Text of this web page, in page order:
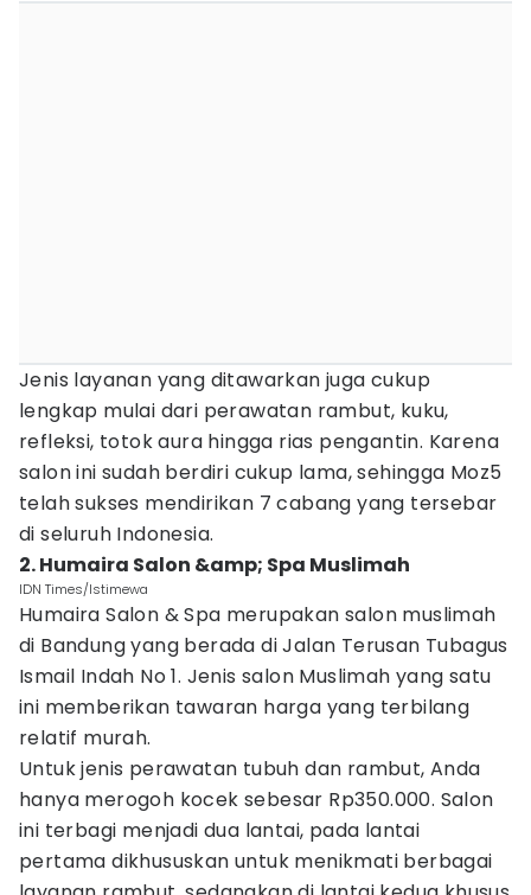
Jenis layanan yang ditawarkan juga cukup
lengkap mulai dari perawatan rambut, kuku,
refleksi, totok aura hingga rias pengantin. Karena
salon ini sudah berdiri cukup lama, sehingga Moz5
telah sukses mendirikan 7 cabang yang tersebar
di seluruh Indonesia.
2. Humaira Salon &amp; Spa Muslimah
IDN Times/Istimewa
Humaira Salon & Spa merupakan salon muslimah
di Bandung yang berada di Jalan Terusan Tubagus
Ismail Indah No 1. Jenis salon Muslimah yang satu
ini memberikan tawaran harga yang terbilang
relatif murah.
Untuk jenis perawatan tubuh dan rambut, Anda
hanya merogoh kocek sebesar Rp350.000. Salon
ini terbagi menjadi dua lantai, pada lantai
pertama dikhususkan untuk menikmati berbagai